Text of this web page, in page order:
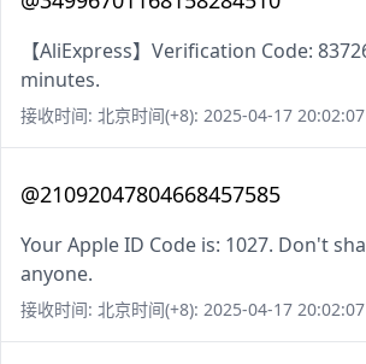
【AliExpress】Verification Code:
minutes.
接收时间: 北京时间(+8): 2025-04-17 20:02:07
@21092047804668457585
Your Apple ID Code is: 1027. Don't
anyone.
接收时间: 北京时间(+8): 2025-04-17 20:02:07